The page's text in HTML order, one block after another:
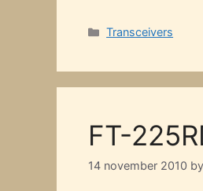
Categories
Transceivers
FT-
14 november 2010 by